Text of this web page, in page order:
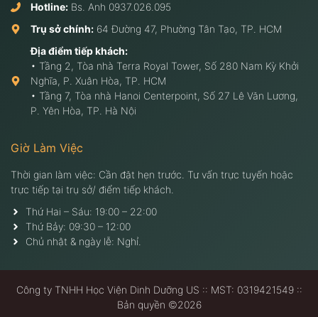
Hotline: Bs. Anh 0937.026.095
Trụ sở chính: 64 Đường 47, Phường Tân Tạo, TP. HCM
Địa điểm tiếp khách:
• Tầng 2, Tòa nhà Terra Royal Tower, Số 280 Nam Kỳ Khởi
Nghĩa, P. Xuân Hòa, TP. HCM
• Tầng 7, Tòa nhà Hanoi Centerpoint, Số 27 Lê Văn Lương,
P. Yên Hòa, TP. Hà Nội
Giờ Làm Việc
Thời gian làm việc: Cần đặt hẹn trước. Tư vấn trực tuyến hoặc
trực tiếp tại trụ sở/ điểm tiếp khách.
Thứ Hai – Sáu: 19:00 – 22:00
Thứ Bảy: 09:30 – 12:00
Chủ nhật & ngày lễ: Nghỉ.
Công ty TNHH Học Viện Dinh Dưỡng US :: MST: 0319421549 ::
Bản quyền ©2026